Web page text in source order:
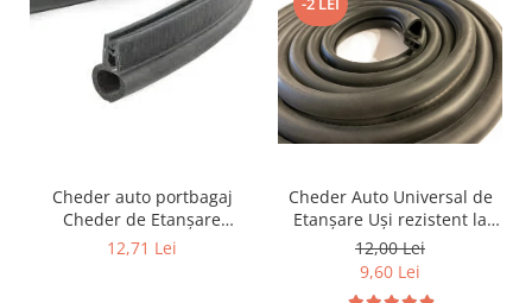
Cheder auto portbagaj
Cheder de Etanșare
Profesional din Cauciuc -
12,71 Lei
Cheder Auto Universal de
Etanșare Uși rezistent la
intemperii, raze UV,
îmbătrânire și temperaturi
extreme
12,00 Lei
9,60 Lei